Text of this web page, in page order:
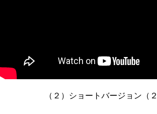
（２）ショートバージョン（